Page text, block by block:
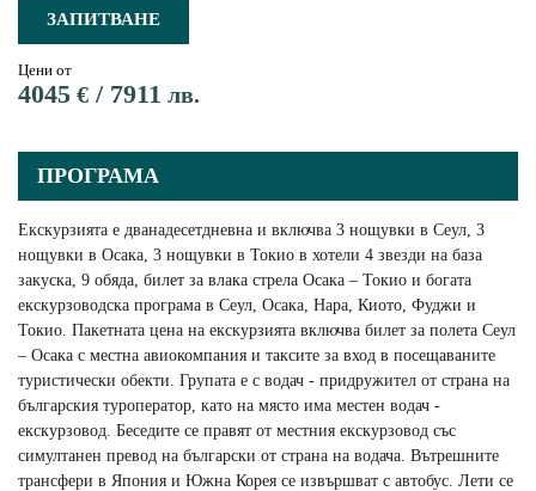
ЗАПИТВАНЕ
Цени от
4045 € / 7911 лв.
ПРОГРАМА
Екскурзията е дванадесетдневна и включва 3 нощувки в Сеул, 3
нощувки в Осака, 3 нощувки в Токио в хотели 4 звезди на база
закуска, 9 обяда, билет за влака стрела Осака – Токио и богата
екскурзоводска програма в Сеул, Осака, Нара, Киото, Фуджи и
Токио. Пакетната цена на екскурзията включва билет за полета Сеул
– Осака с местна авиокомпания и таксите за вход в посещаваните
туристически обекти. Групата е с водач - придружител от страна на
българския туроператор, като на място има местен водач -
екскурзовод. Беседите се правят от местния екскурзовод със
симултанен превод на български от страна на водача. Вътрешните
трансфери в Япония и Южна Корея се извършват с автобус. Лети се